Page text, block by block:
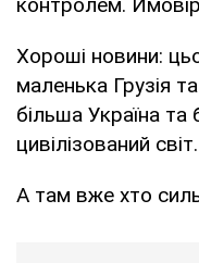
Хороші новини:
маленька Грузія
більша Україна та
цивілізований світ.
А там вже хто